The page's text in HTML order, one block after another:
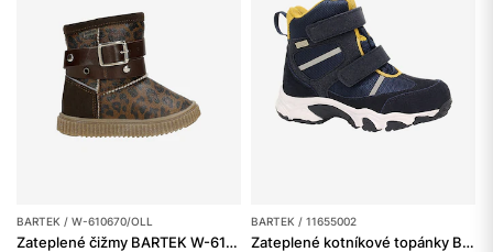
BARTEK / W-610670/OLL
Zateplené čižmy BARTEK W-610670/OLL, pre dievčatá, hnedé
BARTEK / 11655002
Zateplené kotníkové topánky BARTEK 11655002, tmavomodré